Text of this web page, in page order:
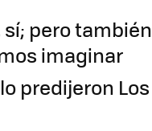
pero
imaginar
predijeron